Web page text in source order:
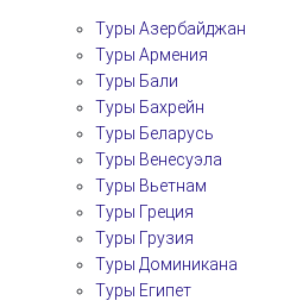
Туры Азербайджан
Туры Армения
Туры Бали
Туры Бахрейн
Туры Беларусь
Туры Венесуэла
Туры Вьетнам
Туры Греция
Туры Грузия
Туры Доминикана
Туры Египет